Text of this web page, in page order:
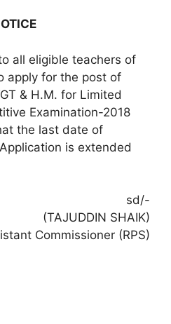
all eligible teachers of
apply for the post of
& H.M. for Limited
Examination-2018
the last date of
is extended
sd/-
(TAJUDDIN SHAIK)
Commissioner (RPS)